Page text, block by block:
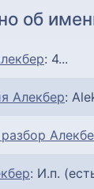
об
: 4...
Алекбер:
: И.п.